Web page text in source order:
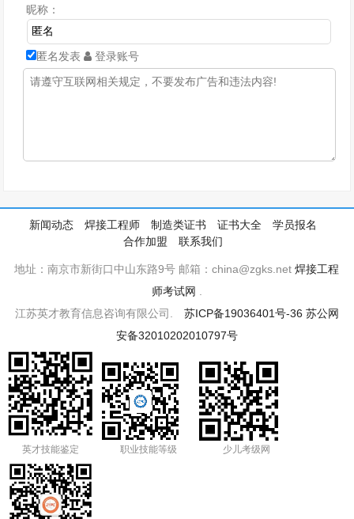
昵称：
匿名发表 登录账号
新闻动态 焊接工程师 制造类证书 证书大全
学员报名
合作加盟
联系我们
地址：南京市新街口中山东路9号 邮箱：china@zgks.net焊接工程
师考试网
江苏英才教育信息咨询有限公司. 苏ICP备19036401号-36 苏公网
安备32010202010797号
英才技能鉴定 职业技能等级 少儿考级网